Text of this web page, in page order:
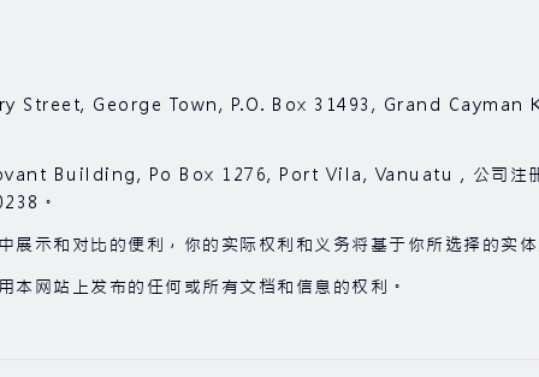
George Town, P.O. Box 31493, Grand Cayman
Building, Po Box 1276, Port Vila, Vanuatu , 公司注
。
示和对比的便利，你的实际权利和义务将基于你所选择的实
网站上发布的任何或所有文档和信息的权利。